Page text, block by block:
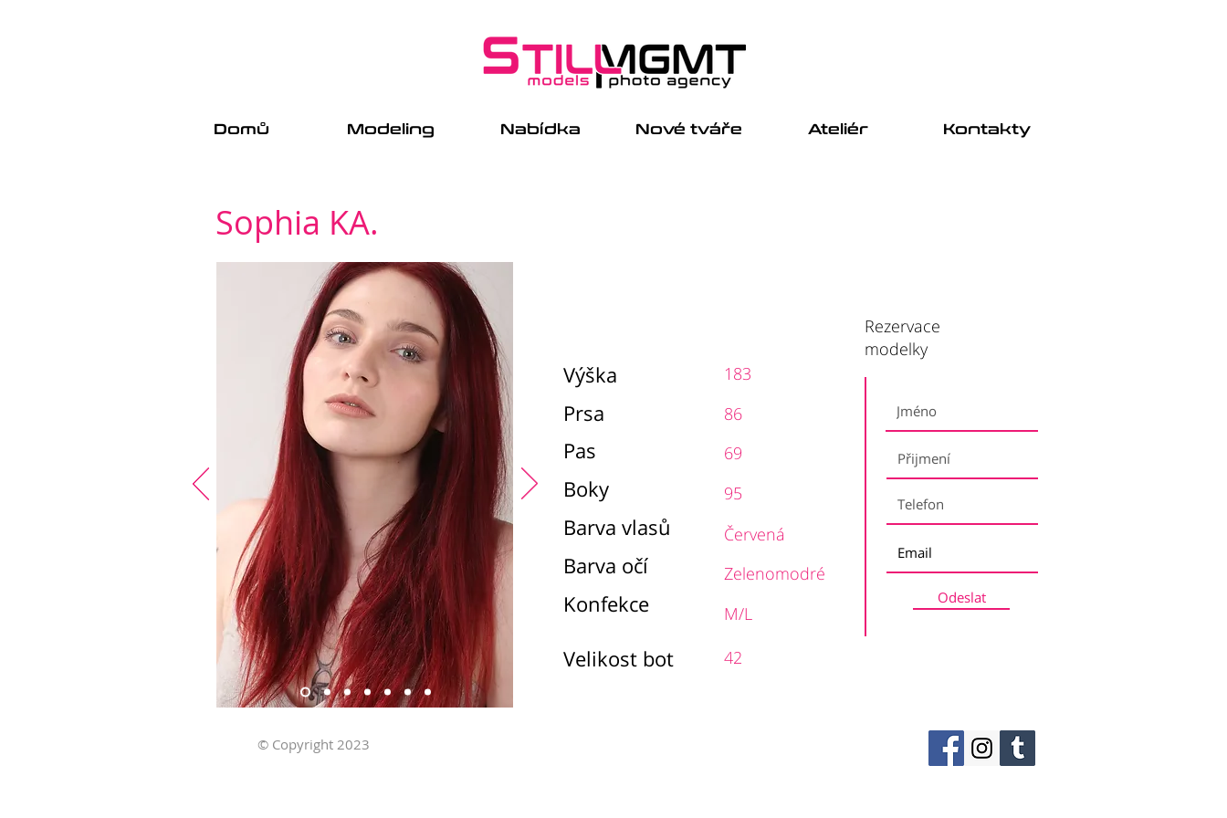
Domů Modeling Nabídka Nové tváře Ateliér Kontakty
Sophia KA.
Výška
Prsa
Pas
Boky
Barva vlasů
Barva očí
Konfekce
Velikost bot
Rezervace
modelky
183
86
69
95
Červená
Zelenomodré
M/L
Odeslat
42
© Copyright 2023